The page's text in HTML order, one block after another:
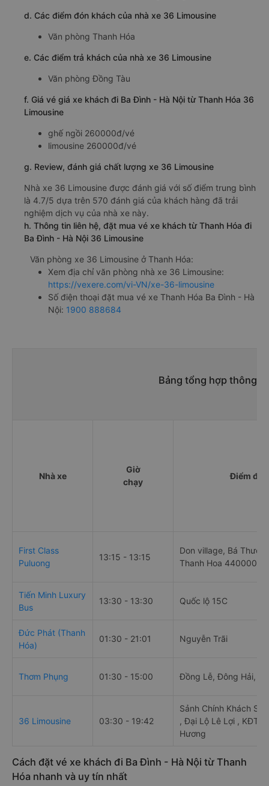
d. Các điểm đón khách của nhà xe 36 Limousine
Văn phòng Thanh Hóa
e. Các điểm trả khách của nhà xe 36 Limousine
Văn phòng Đồng Tàu
f. Giá vé giá xe khách đi Ba Đình - Hà Nội từ Thanh Hóa 36
Limousine
ghế ngồi 260000đ/vé
limousine 260000đ/vé
g. Review, đánh giá chất lượng xe 36 Limousine
Nhà xe 36 Limousine được đánh giá với số điểm trung bình
là 4.7/5 dựa trên 570 đánh giá của khách hàng đã trải
nghiệm dịch vụ của nhà xe này.
h. Thông tin liên hệ, đặt mua vé xe khách từ Thanh Hóa đi
Ba Đình - Hà Nội 36 Limousine
Văn phòng xe 36 Limousine ở Thanh Hóa:
Xem địa chỉ văn phòng nhà xe 36 Limousine:
https://vexere.com/vi-VN/xe-36-limousine
Số điện thoại đặt mua vé xe Thanh Hóa Ba Đình - Hà
Nội: 1900 888684
Bảng tổng hợp thông
Nhà xe
Giờ
chạy
Điểm đi
First Class
Puluong
13:15 - 13:15
Don village, Bá Thước
Thanh Hoa 440000
Tiến Minh Luxury
Bus
13:30 - 13:30 Quốc lộ 15C
Đức Phát (Thanh
Hóa)
01:30 - 21:01 Nguyễn Trãi
Thơm Phụng 01:30 - 15:00 Đồng Lễ, Đông Hải,
36 Limousine 03:30 - 19:42
Sảnh Chính Khách
, Đại Lộ Lê Lợi , KĐT
Hương
Cách đặt vé xe khách đi Ba Đình - Hà Nội từ Thanh
Hóa nhanh và uy tín nhất